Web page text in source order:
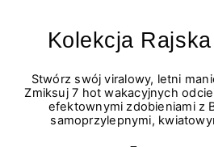
Kolekcja
Stwórz swój viralowy, letni
Zmiksuj 7 hot wakacyjnych
efektownymi zdobieniami z
samoprzylepnymi,